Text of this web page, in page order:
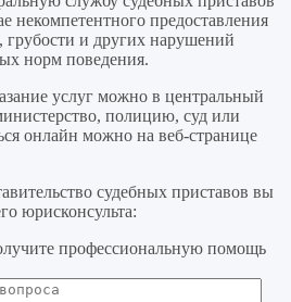
некомпетентного предоставления
грубости и других нарушений
норм поведения.
услуг можно в центральный
полицию, суд или
онлайн можно на веб-странице
судебных приставов вы
юрисконсульта:
профессиональную помощь